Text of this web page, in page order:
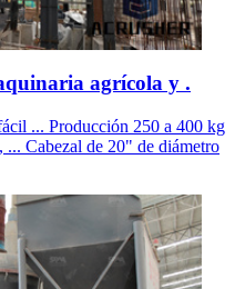
agrícola y .
... Producción 250 a 400 kg
Cabezal de 20" de diámetro